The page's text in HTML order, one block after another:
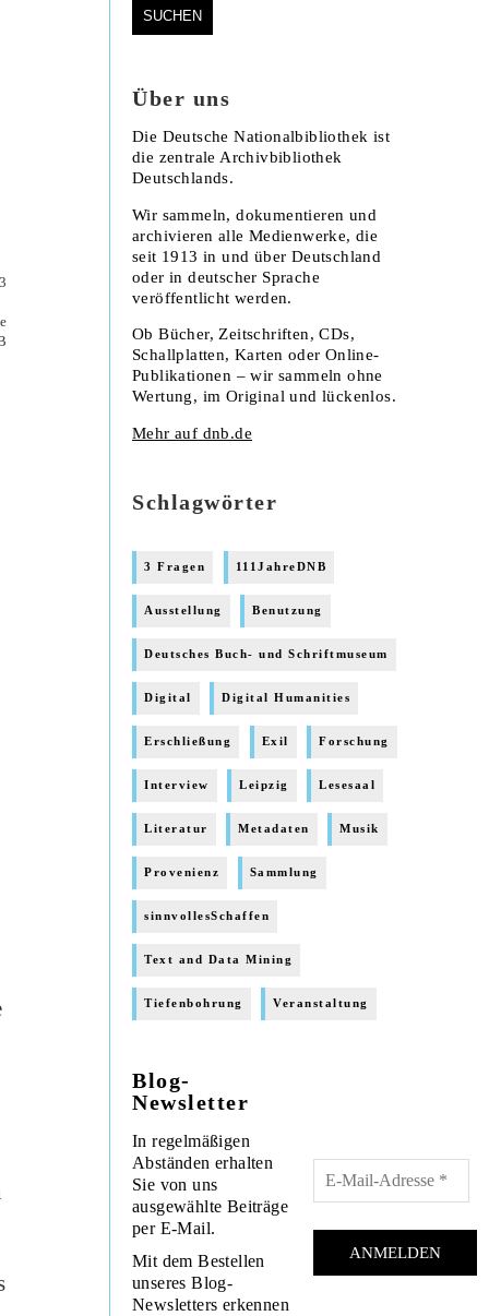
Über uns
Die Deutsche Nationalbibliothek ist
die zentrale Archivbibliothek
Deutschlands.
Wir sammeln, dokumentieren und
archivieren alle Medienwerke, die
seit 1913 in und über Deutschland
oder in deutscher Sprache
veröffentlicht werden.
Ob Bücher, Zeitschriften, CDs,
Schallplatten, Karten oder Online-
Publikationen – wir sammeln ohne
Wertung, im Original und lückenlos.
Mehr auf dnb.de
Schlagwörter
3 Fragen 111JahreDNB
Ausstellung Benutzung
Deutsches Buch- und Schriftmuseum
Digital Digital Humanities
Erschließung Exil Forschung
Interview Leipzig Lesesaal
Literatur Metadaten Musik
Provenienz Sammlung
sinnvollesSchaffen
Text and Data Mining
Tiefenbohrung Veranstaltung
Blog-
Newsletter
In regelmäßigen
Abständen erhalten
Sie von uns
ausgewählte Beiträge
per E-Mail.
Mit dem Bestellen
unseres Blog-
Newsletters erkennen